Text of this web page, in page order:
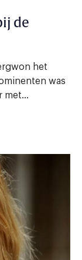
de
het
was
met...